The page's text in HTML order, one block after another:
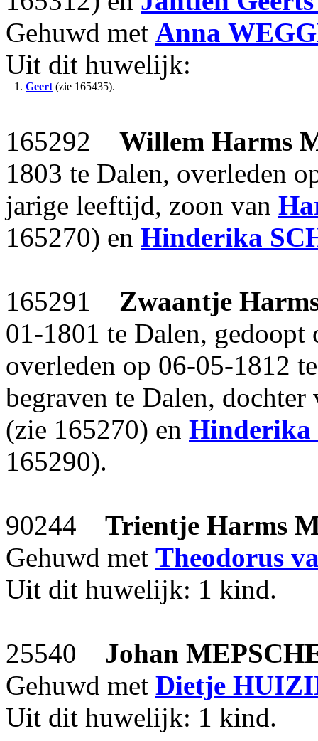
Gehuwd met Anna
Uit dit huwelijk:
1. Geert (zie 165435).
165292 Willem Harms
1803 te Dalen, overleden
jarige leeftijd, zoon van
165270) en Hinderika
165291 Zwaantje
01-1801 te Dalen,
overleden op 06-05-1812
begraven te Dalen,
(zie 165270) en Hinderika
165290).
90244 Trientje Harms
Gehuwd met Theodorus
Uit dit huwelijk: 1 kind.
25540 Johan
Gehuwd met Dietje
Uit dit huwelijk: 1 kind.